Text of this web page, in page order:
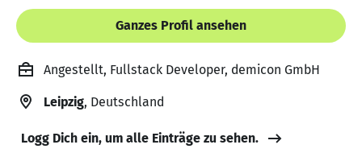
Ganzes Profil ansehen
Angestellt, Fullstack Developer, demicon GmbH
Leipzig, Deutschland
Logg Dich ein, um alle Einträge zu sehen.